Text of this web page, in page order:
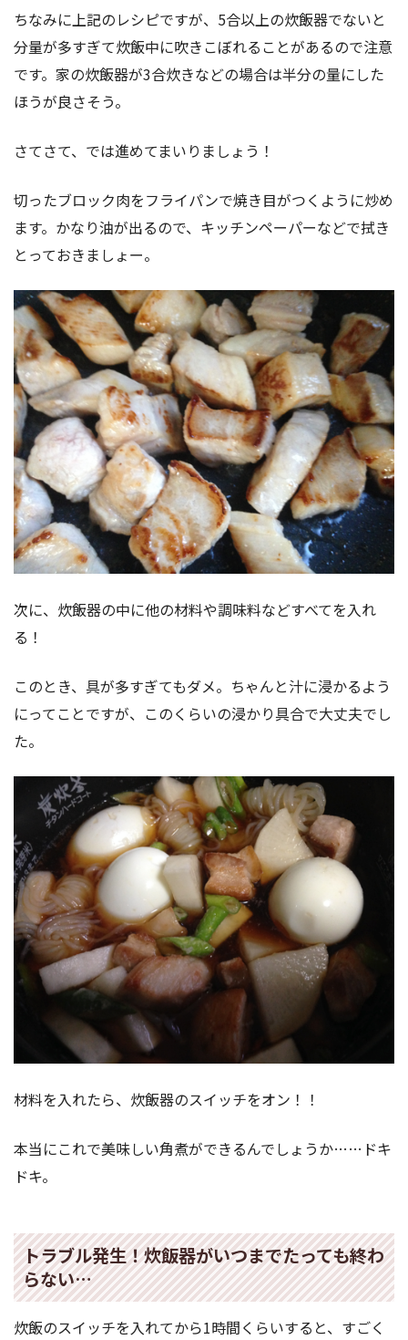
ちなみに上記のレシピですが、5合以上の炊飯器でないと
分量が多すぎて炊飯中に吹きこぼれることがあるので注意
です。家の炊飯器が3合炊きなどの場合は半分の量にした
ほうが良さそう。
さてさて、では進めてまいりましょう！
切ったブロック肉をフライパンで焼き目がつくように炒め
ます。かなり油が出るので、キッチンペーパーなどで拭き
とっておきましょー。
次に、炊飯器の中に他の材料や調味料などすべてを入れ
る！
このとき、具が多すぎてもダメ。ちゃんと汁に浸かるよう
にってことですが、このくらいの浸かり具合で大丈夫でし
た。
材料を入れたら、炊飯器のスイッチをオン！！
本当にこれで美味しい角煮ができるんでしょうか……ドキ
ドキ。
トラブル発生！炊飯器がいつまでたっても終わ
らない…
炊飯のスイッチを入れてから1時間くらいすると、すごく